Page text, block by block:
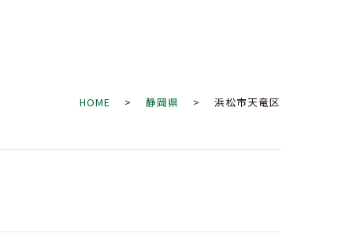
HOME > 静岡県 > 浜松市天竜区